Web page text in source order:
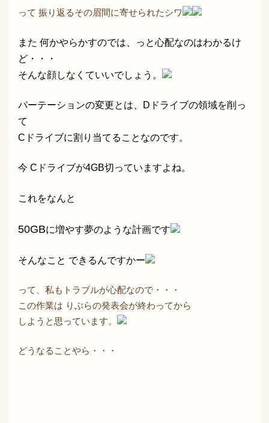
って 振り返るその眉間に寄せられたシワ
また 何かやらかすのでは、っと心配なのはわかるけ
ど・・・
そんな顔しなくていいでしょう。
パーテーションの変更とは、Dドライブの領域を削っ
て
Cドライブに割り当てることなのです。
今 Cドライブが4GB切っていますよね。
これをなんと
50GBに増やす夢のような計画です
そんなこと できるんですかー
って、私もトラブルが心配なので・・・
この作業は りぶらの発表会が終わってから
しようと思っています。
どうなることやら・・・